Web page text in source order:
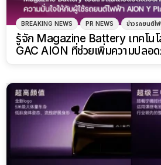
BREAKING NEWS PR NEWS ข่าวรถยนต์ไ
รู้จัก Magazine Battery เทคโน
GAC AION ที่ช่วยเพิ่มความปลอ